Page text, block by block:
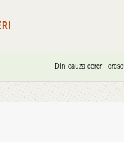
Din cauza cererii